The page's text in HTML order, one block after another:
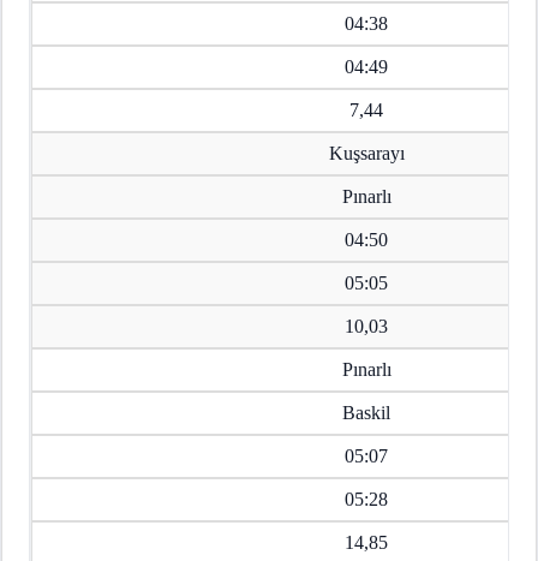
04:38
04:49
7,44
Kuşsarayı
Pınarlı
04:50
05:05
10,03
Pınarlı
Baskil
05:07
05:28
14,85